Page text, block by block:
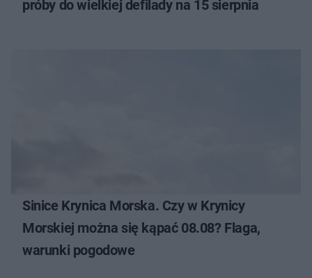
próby do wielkiej defilady na 15 sierpnia
Sinice Krynica Morska. Czy w Krynicy
Morskiej można się kąpać 08.08? Flaga,
warunki pogodowe